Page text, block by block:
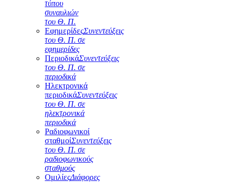
τύπου
συναυλιών
του Θ. Π.
ΕφημερίδεςΣυνεντεύξεις
του Θ. Π. σε
εφημερίδες
ΠεριοδικάΣυνεντεύξεις
του Θ. Π. σε
περιοδικά
Ηλεκτρονικά
περιοδικάΣυνεντεύξεις
του Θ. Π. σε
ηλεκτρονικά
περιοδικά
Ραδιοφωνικοί
σταθμοίΣυνεντεύξεις
του Θ. Π. σε
ραδιοφωνικούς
σταθμούς
ΟμιλίεςΔιάφορες